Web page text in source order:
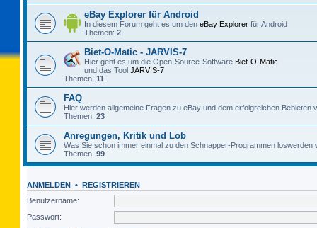
eBay Explorer für Android
In diesem Forum geht es um den eBay Explorer für Android
Themen: 2
Biet-O-Matic - JARVIS-7
Hier geht es um die Open-Source-Software Biet-O-Matic
und das Tool JARVIS-7
Themen: 11
FAQ
Hier werden allgemeine Fragen zu eBay und dem erfolgreichen Bebieten
Themen: 23
Anregungen, Kritik und Lob
Was Sie schon immer einmal zu den Schnapper-Programmen loswerden
Themen: 99
ANMELDEN • REGISTRIEREN
Benutzername:
Passwort: